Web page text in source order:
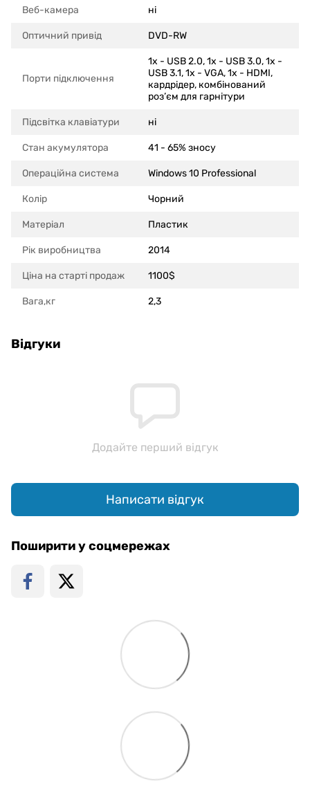
Веб-камера ні
Оптичний привід DVD-RW
Порти підключення
1x - USB 2.0, 1x - USB 3.0, 1x -
USB 3.1, 1x - VGA, 1x - HDMI,
кардрідер, комбінований
роз’єм для гарнітури
Підсвітка клавіатури ні
Стан акумулятора 41 - 65% зносу
Операційна система Windows 10 Professional
Колір Чорний
Матеріал Пластик
Рік виробництва 2014
Ціна на старті продаж 1100$
Вага,кг 2,3
Відгуки
Додайте перший відгук
Написати відгук
Поширити у соцмережах